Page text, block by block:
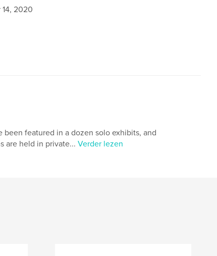
14, 2020
been featured in a dozen solo exhibits, and
are held in private... Verder lezen